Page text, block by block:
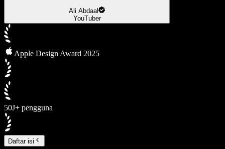
Ali Abdaal
YouTuber
Apple Design Award 2025
50J+ pengguna
Daftar isi